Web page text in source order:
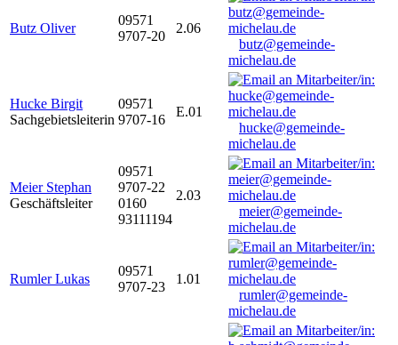
Butz Oliver
09571
9707-20
2.06
butz@gemeinde-
michelau.de
Hucke Birgit
Sachgebietsleiterin
09571
9707-16
E.01
hucke@gemeinde-
michelau.de
Meier Stephan
Geschäftsleiter
09571
9707-22
0160
93111194
2.03
meier@gemeinde-
michelau.de
Rumler Lukas
09571
9707-23
1.01
rumler@gemeinde-
michelau.de